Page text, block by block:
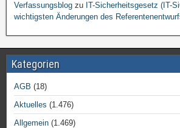
Verfassungsblog zu IT-Sicherheitsgesetz (IT-
wichtigsten Änderungen des
Kategorien
AGB (18)
Aktuelles (1.476)
Allgemein (1.469)